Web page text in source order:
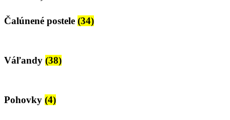
Čalúnené postele (34)
Váľandy (38)
Pohovky (4)